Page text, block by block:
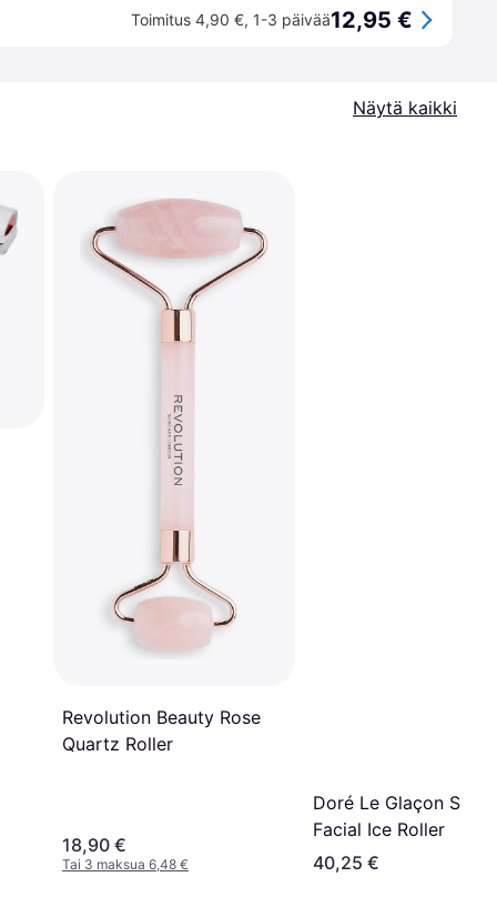
Toimitus 4,90 €, 1-3 päivää12,95 €
Näytä kaikki
Revolution Beauty Rose
Quartz Roller
18,90 €
Tai 3 maksua 6,48 €
Doré Le Glaçon
Facial Ice Roller
40,25 €